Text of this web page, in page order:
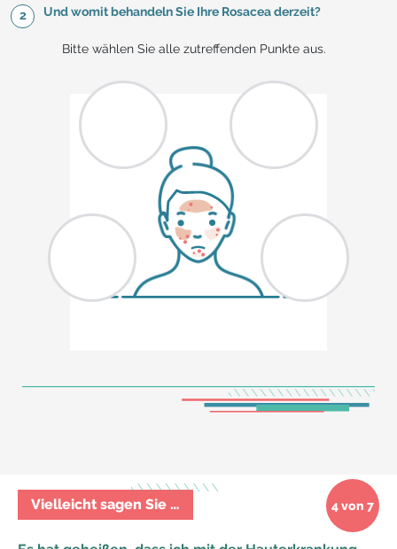
2 Und womit behandeln Sie Ihre Rosacea derzeit?
Bitte wählen Sie alle zutreffenden Punkte aus.
Vielleicht sagen Sie … 4 von 7